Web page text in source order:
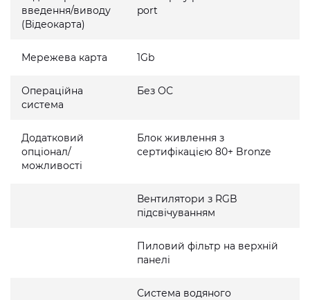
введення/виводу
(Відеокарта)
port
Мережева карта 1Gb
Операційна
система
Без ОС
Додатковий
опціонал/
можливості
Блок живлення з
сертифікацією 80+ Bronze
Вентилятори з RGB
підсвічуванням
Пиловий фільтр на верхній
панелі
Система водяного